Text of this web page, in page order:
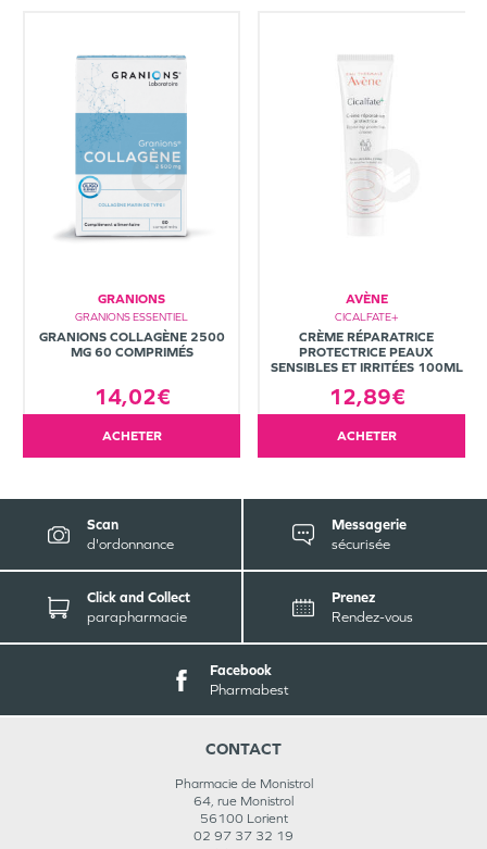
GRANIONS
GRANIONS ESSENTIEL
GRANIONS COLLAGÈNE 2500
MG 60 COMPRIMÉS
14,02€
ACHETER
AVÈNE
CICALFATE+
CRÈME RÉPARATRICE
PROTECTRICE PEAUX
SENSIBLES ET IRRITÉES 100ML
12,89€
ACHETER
Scan
d'ordonnance
Messagerie
sécurisée
Click and Collect
parapharmacie
Prenez
Rendez-vous
Facebook
Pharmabest
CONTACT
Pharmacie de Monistrol
64, rue Monistrol
56100 Lorient
02 97 37 32 19